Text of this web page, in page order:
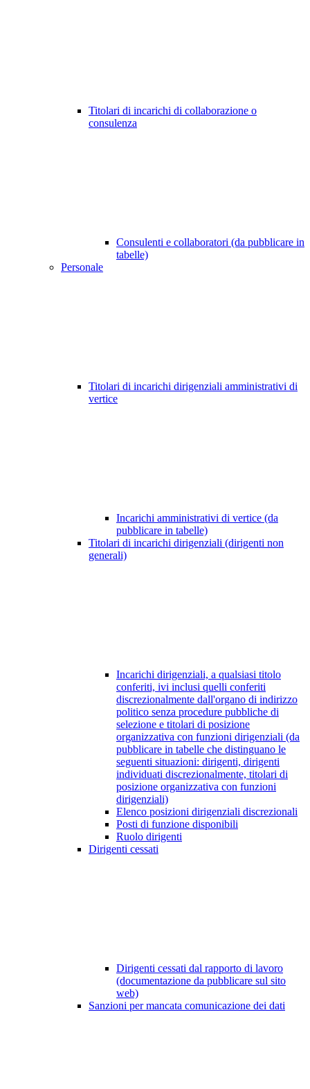
Titolari di incarichi di collaborazione o
consulenza
Consulenti e collaboratori (da pubblicare in
tabelle)
Personale
Titolari di incarichi dirigenziali amministrativi di
vertice
Incarichi amministrativi di vertice (da
pubblicare in tabelle)
Titolari di incarichi dirigenziali (dirigenti non
generali)
Incarichi dirigenziali, a qualsiasi titolo
conferiti, ivi inclusi quelli conferiti
discrezionalmente dall'organo di indirizzo
politico senza procedure pubbliche di
selezione e titolari di posizione
organizzativa con funzioni dirigenziali (da
pubblicare in tabelle che distinguano le
seguenti situazioni: dirigenti, dirigenti
individuati discrezionalmente, titolari di
posizione organizzativa con funzioni
dirigenziali)
Elenco posizioni dirigenziali discrezionali
Posti di funzione disponibili
Ruolo dirigenti
Dirigenti cessati
Dirigenti cessati dal rapporto di lavoro
(documentazione da pubblicare sul sito
web)
Sanzioni per mancata comunicazione dei dati